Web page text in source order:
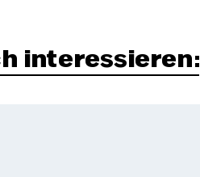
interessieren: